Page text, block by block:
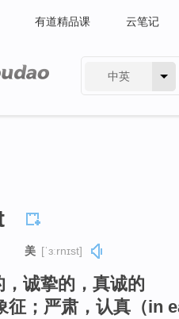
有道精品课 云笔记
中英
美 [ˈɜːrnɪst]
诚挚的，真诚的
征；严肃，认真（in